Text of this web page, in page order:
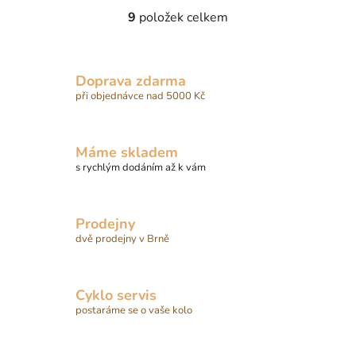
O
á
d
í
p
i
9 položek celkem
Doprava zdarma
při objednávce nad 5000 Kč
Máme skladem
s rychlým dodáním až k vám
Prodejny
dvě prodejny v Brně
Cyklo servis
postaráme se o vaše kolo